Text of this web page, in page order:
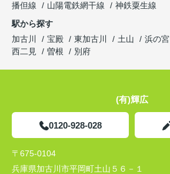
播但線
山陽電鉄網干線
神鉄粟生線
駅から探す
加古川
宝殿 東加古川 土山 浜の宮
西二見
曽根 別府
(有)輝広
0120-928-028
〒675-0104
兵庫県加古川市平岡町土山５６－１